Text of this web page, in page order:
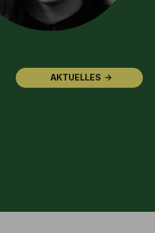
AKTUELLES